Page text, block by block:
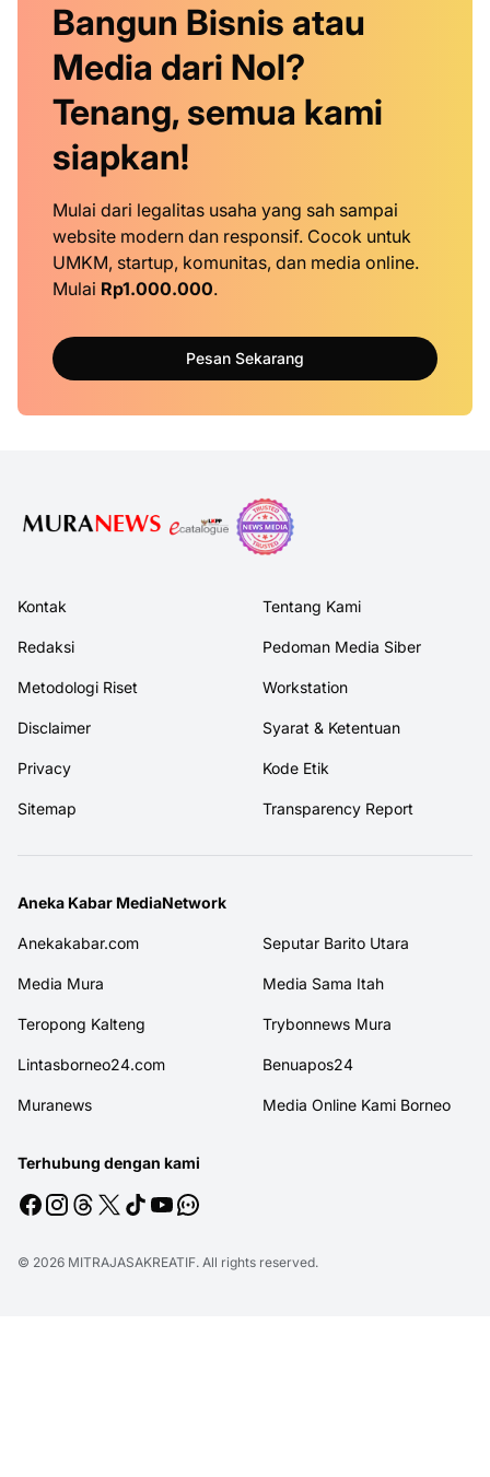
Bangun Bisnis atau
Media dari Nol?
Tenang, semua kami
siapkan!
Mulai dari legalitas usaha yang sah sampai
website modern dan responsif. Cocok untuk
UMKM, startup, komunitas, dan media online.
Mulai Rp1.000.000.
Pesan Sekarang
Kontak Tentang Kami
Redaksi Pedoman Media Siber
Metodologi Riset Workstation
Disclaimer Syarat & Ketentuan
Privacy Kode Etik
Sitemap Transparency Report
Aneka Kabar MediaNetwork
Anekakabar.com Seputar Barito Utara
Media Mura Media Sama Itah
Teropong Kalteng Trybonnews Mura
Lintasborneo24.com Benuapos24
Muranews Media Online Kami Borneo
Terhubung dengan kami
© 2026 MITRAJASAKREATIF. All rights reserved.